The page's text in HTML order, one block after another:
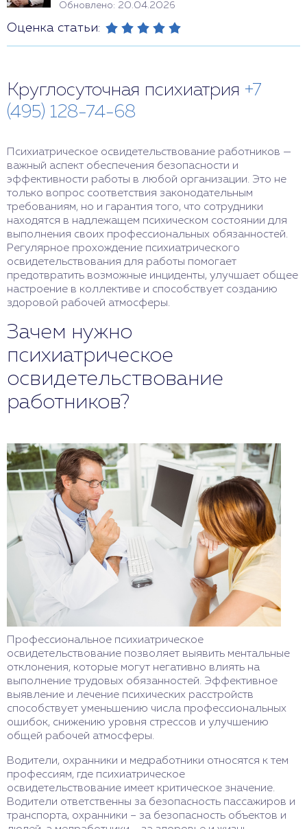
Обновлено: 20.04.2026
Оценка статьи:
Круглосуточная психиатрия +7
(495) 128-74-68
Психиатрическое освидетельствование работников —
важный аспект обеспечения безопасности и
эффективности работы в любой организации. Это не
только вопрос соответствия законодательным
требованиям, но и гарантия того, что сотрудники
находятся в надлежащем психическом состоянии для
выполнения своих профессиональных обязанностей.
Регулярное прохождение психиатрического
освидетельствования для работы помогает
предотвратить возможные инциденты, улучшает общее
настроение в коллективе и способствует созданию
здоровой рабочей атмосферы.
Зачем нужно
психиатрическое
освидетельствование
работников?
Профессиональное психиатрическое
освидетельствование позволяет выявить ментальные
отклонения, которые могут негативно влиять на
выполнение трудовых обязанностей. Эффективное
выявление и лечение психических расстройств
способствует уменьшению числа профессиональных
ошибок, снижению уровня стрессов и улучшению
общей рабочей атмосферы.
Водители, охранники и медработники относятся к тем
профессиям, где психиатрическое
освидетельствование имеет критическое значение.
Водители ответственны за безопасность пассажиров и
транспорта, охранники – за безопасность объектов и